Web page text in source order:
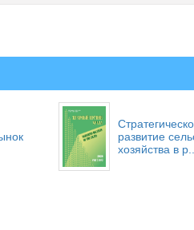
развитие
хозяйства в р...